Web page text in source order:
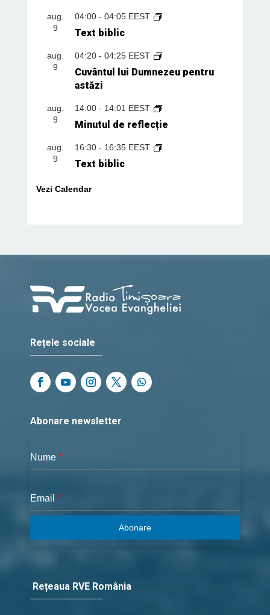
aug.
9
04:00- 04:05 EEST
Text biblic
aug.
9
04:20- 04:25 EEST
Cuvântul lui Dumnezeu pentru
astăzi
aug.
9
14:00- 14:01 EEST
Minutul de reflecție
aug.
9
16:30- 16:35 EEST
Text biblic
Vezi Calendar
Rețele sociale
Abonare newsletter
Nume *
Email *
Abonare
Rețeaua RVE România